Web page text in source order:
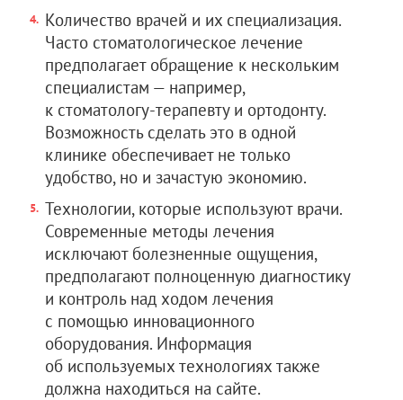
Количество врачей и их специализация.
Часто стоматологическое лечение
предполагает обращение к нескольким
специалистам — например,
к стоматологу-терапевту и ортодонту.
Возможность сделать это в одной
клинике обеспечивает не только
удобство, но и зачастую экономию.
Технологии, которые используют врачи.
Современные методы лечения
исключают болезненные ощущения,
предполагают полноценную диагностику
и контроль над ходом лечения
с помощью инновационного
оборудования. Информация
об используемых технологиях также
должна находиться на сайте.